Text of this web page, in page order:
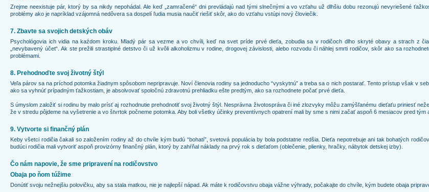
Zrejme neexistuje pár, ktorý by sa nikdy nepohádal. Ale keď „zamračené“ dni prevládajú nad tými slnečnými a vo vzťahu už dlhšiu dobu rezonujú nevyriešené
problémy ako je napríklad vzájomná nedôvera sa dospelí ľudia musia naučiť riešiť skôr, ako do vzťahu vstúpi nový človiečik.
7. Zbavte sa svojich detských obáv
Psychológovia ich vidia na kaźdom kroku. Mladý pár sa vezme a vo chvíli, keď na svet príde prvé dieťa, zobudia sa v rodičoch dlho skryté obavy a strach z
„nevybavený účet“. Ak ste prežili strastiplné detstvo či už kvôli alkoholizmu v rodine, drogovej závislosti, alebo rozvodu či náhlej smrti rodičov, skôr ako sa
problémami.
8. Prehodnoďte svoj životný štýl
Veľa párov sa na príchod potomka žiadnym spôsobom nepripravuje. Noví členovia rodiny sa jednoducho “vyskytnú” a treba sa o nich postarať. Tento prístup však v
ako sa vyhnúť prípadným ťažkostiam, je absolvovať spoločnú zdravotnú prehliadku ešte predtým, ako sa rozhodnete počať prvé dieťa.
S úmyslom založiť si rodinu by malo prísť aj rozhodnutie prehodnotiť svoj životný štýl. Nesprávna životospráva či iné zlozvyky môžu zamýšľanému dieťaťu priniesť
že v stredu pôjdeme na vyšetrenie a vo štvrtok počneme potomka. Aby boli všetky účinky preventívnych opatrení mali by sme s nimi začať aspoň 6 mesiacov pred tým
9. Vytvorte si finančný plán
Keby všetci rodičia čakali so založením rodiny až do chvíle kým budú “bohatí”, svetová populácia by bola podstatne redšia. Dieťa nepotrebuje ani tak bohatých
budúci rodičia mali vytvoriť aspoň provizórny finančný plán, ktorý by zahŕňal náklady na prvý rok s dieťaťom (oblečenie, plienky, hračky, nábytok detskej izby).
Čo nám napovie, že sme pripravení na rodičovstvo
Obaja po ňom túžime
Donútiť svoju nežnejšiu polovičku, aby sa stala matkou, nie je najlepší nápad. Ak máte k rodičovstvu obaja vážne výhrady, počakajte do chvíle, kým budete obaja